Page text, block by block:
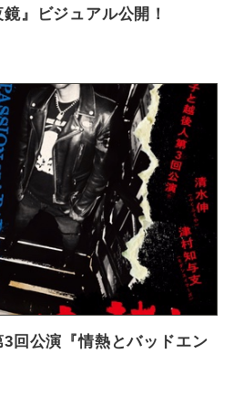
』ビジュアル公開！
3回公演『情熱とバッドエン